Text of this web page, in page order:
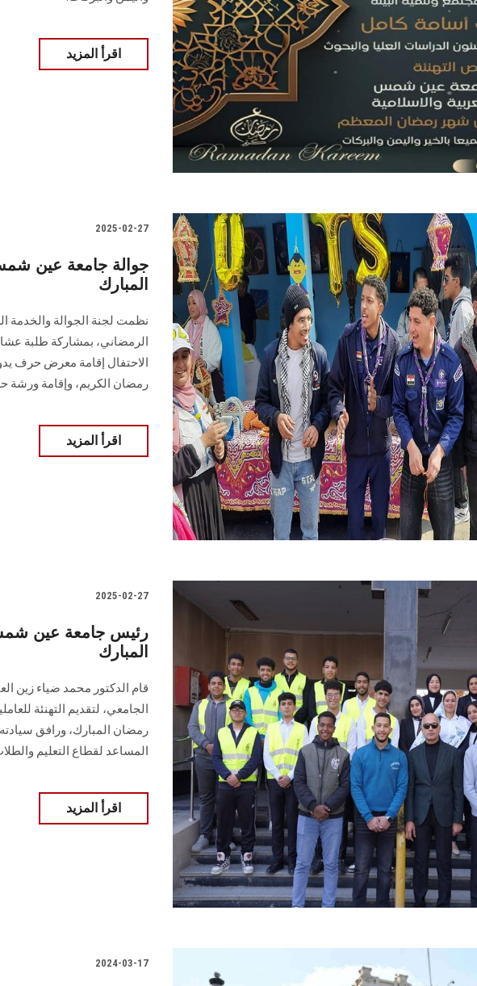
اقرأ المزيد
2025-02-27
جوالة جامعة عين
المبارك
نظمت لجنة الجوالة والخدمة
الرمضاني، بمشاركة طلبة
الاحتفال إقامة معرض حرف
رمضان الكريم، وإقامة ورشة
اقرأ المزيد
2025-02-27
رئيس جامعة عين
المبارك
قام الدكتور محمد ضياء زين
الجامعي، لتقديم التهنئة
رمضان المبارك، ورافق سيادته
المساعد لقطاع التعليم
اقرأ المزيد
2024-03-17